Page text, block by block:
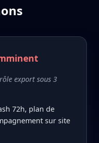
export sous 3
72h, plan de
sur site